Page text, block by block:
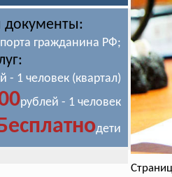
документы:
гражданина РФ;
- 1 человек (квартал)
рублей - 1 человек
дети